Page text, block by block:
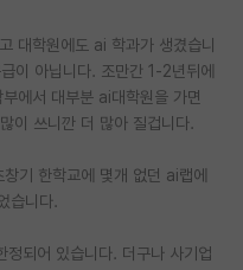
대학원에도 ai 학과가 생겼습니
이 아닙니다. 조만간 1-2년뒤에
에서 대부분 ai대학원을 가면
이 쓰니깐 더 많아 질겁니다.
기 한학교에 몇개 없던 ai랩에
습니다.
되어 있습니다. 더구나 사기업